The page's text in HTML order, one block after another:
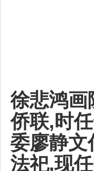
徐悲鸿画
侨联,时
委廖静文
法祀,现